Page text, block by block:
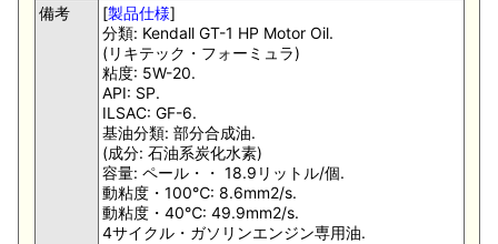
備考
[製品仕様]
分類: Kendall GT-1 HP Motor Oil.
(リキテック・フォーミュラ)
粘度: 5W-20.
API: SP.
ILSAC: GF-6.
基油分類: 部分合成油.
(成分: 石油系炭化水素)
容量: ペール・・ 18.9リットル/個.
動粘度・100℃: 8.6mm2/s.
動粘度・40℃: 49.9mm2/s.
4サイクル・ガソリンエンジン専用油.